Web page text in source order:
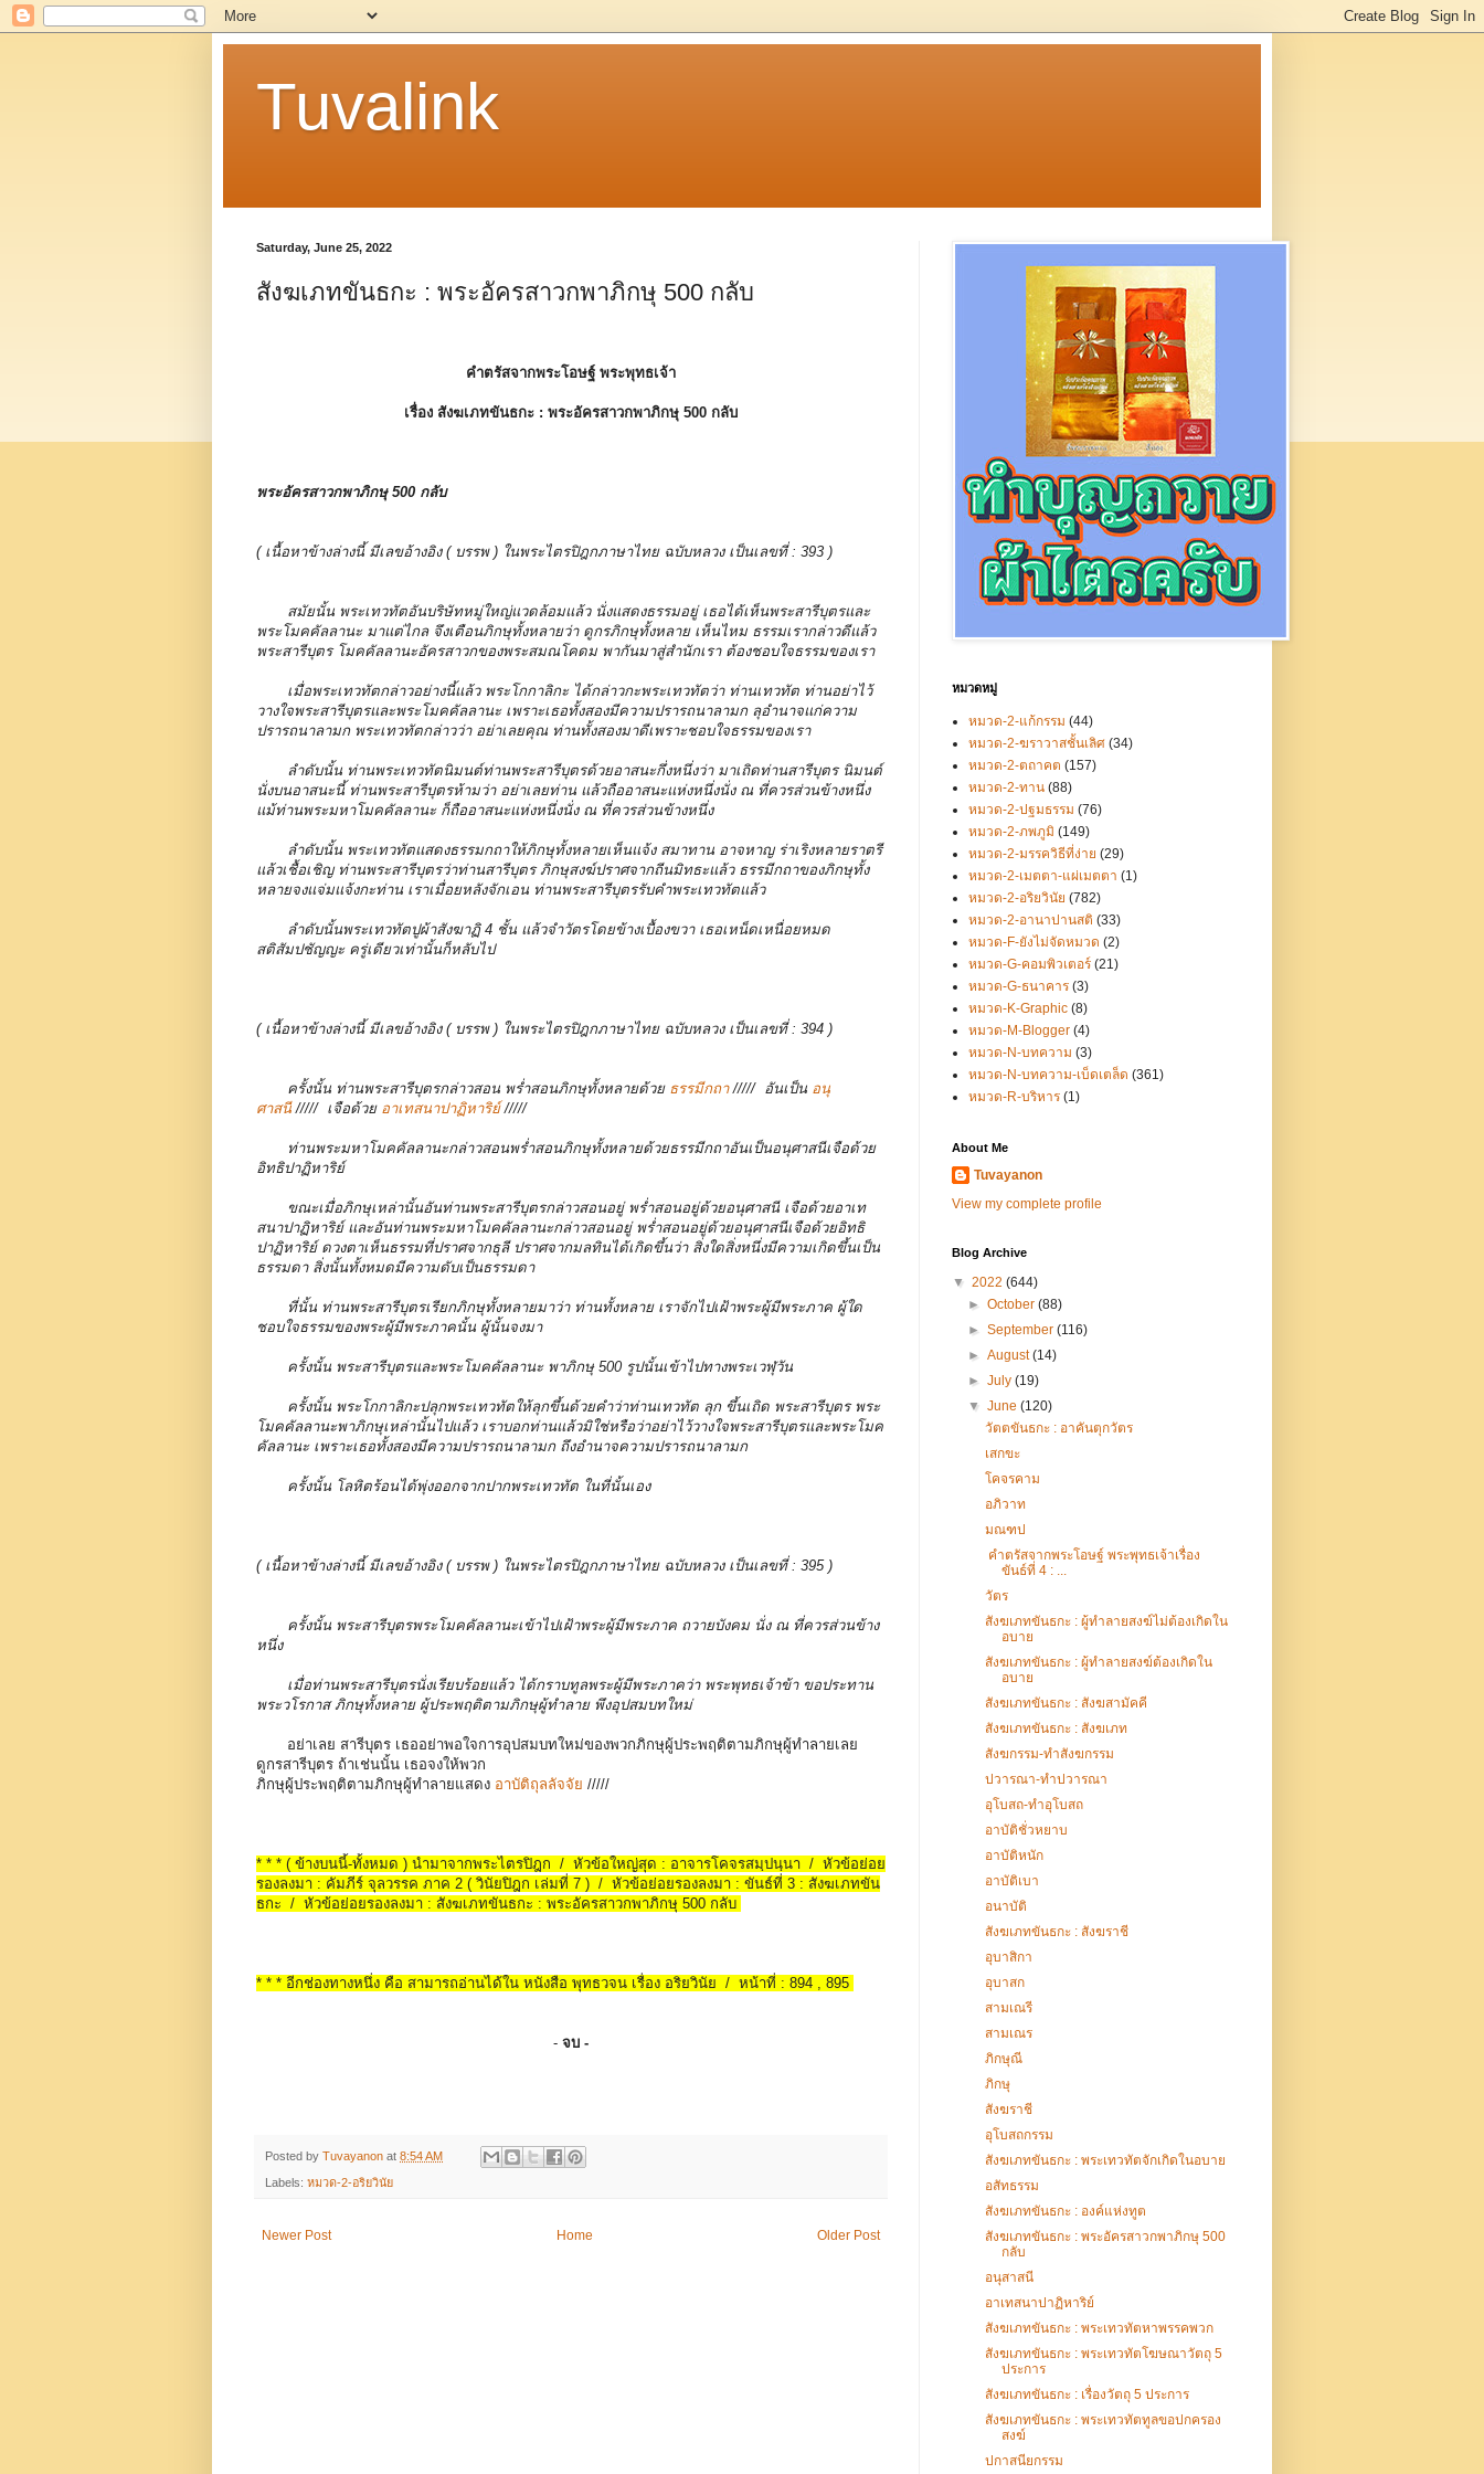
Tuvalink
Saturday, June 25, 2022
สังฆเภทขันธกะ : พระอัครสาวกพาภิกษุ 500 กลับ
คำตรัสจากพระโอษฐ์ พระพุทธเจ้า
เรื่อง สังฆเภทขันธกะ : พระอัครสาวกพาภิกษุ 500 กลับ
พระอัครสาวกพาภิกษุ 500 กลับ
( เนื้อหาข้างล่างนี้ มีเลขอ้างอิง ( บรรพ ) ในพระไตรปิฎกภาษาไทย ฉบับหลวง เป็นเลขที่ : 393 )
สมัยนั้น พระเทวทัตอันบริษัทหมู่ใหญ่แวดล้อมแล้ว นั่งแสดงธรรมอยู่ เธอได้เห็นพระสารีบุตรและ
พระโมคคัลลานะ มาแต่ไกล จึงเตือนภิกษุทั้งหลายว่า ดูกรภิกษุทั้งหลาย เห็นไหม ธรรมเรากล่าวดีแล้ว
พระสารีบุตร โมคคัลลานะอัครสาวกของพระสมณโคดม พากันมาสู่สำนักเรา ต้องชอบใจธรรมของเรา
เมื่อพระเทวทัตกล่าวอย่างนี้แล้ว พระโกกาลิกะ ได้กล่าวกะพระเทวทัตว่า ท่านเทวทัต ท่านอย่าไว้
วางใจพระสารีบุตรและพระโมคคัลลานะ เพราะเธอทั้งสองมีความปรารถนาลามก ลุอำนาจแก่ความ
ปรารถนาลามก พระเทวทัตกล่าวว่า อย่าเลยคุณ ท่านทั้งสองมาดีเพราะชอบใจธรรมของเรา
ลำดับนั้น ท่านพระเทวทัตนิมนต์ท่านพระสารีบุตรด้วยอาสนะกึ่งหนึ่งว่า มาเถิดท่านสารีบุตร นิมนต์
นั่งบนอาสนะนี้ ท่านพระสารีบุตรห้ามว่า อย่าเลยท่าน แล้วถืออาสนะแห่งหนึ่งนั่ง ณ ที่ควรส่วนข้างหนึ่ง
แม้ท่านพระมหาโมคคัลลานะ ก็ถืออาสนะแห่งหนึ่งนั่ง ณ ที่ควรส่วนข้างหนึ่ง
ลำดับนั้น พระเทวทัตแสดงธรรมกถาให้ภิกษุทั้งหลายเห็นแจ้ง สมาทาน อาจหาญ ร่าเริงหลายราตรี
แล้วเชื้อเชิญ ท่านพระสารีบุตรว่าท่านสารีบุตร ภิกษุสงฆ์ปราศจากถีนมิทธะแล้ว ธรรมีกถาของภิกษุทั้ง
หลายจงแจ่มแจ้งกะท่าน เราเมื่อยหลังจักเอน ท่านพระสารีบุตรรับคำพระเทวทัตแล้ว
ลำดับนั้นพระเทวทัตปูผ้าสังฆาฏิ 4 ชั้น แล้วจำวัตรโดยข้างเบื้องขวา เธอเหน็ดเหนื่อยหมด
สติสัมปชัญญะ ครู่เดียวเท่านั้นก็หลับไป
( เนื้อหาข้างล่างนี้ มีเลขอ้างอิง ( บรรพ ) ในพระไตรปิฎกภาษาไทย ฉบับหลวง เป็นเลขที่ : 394 )
ครั้งนั้น ท่านพระสารีบุตรกล่าวสอน พร่ำสอนภิกษุทั้งหลายด้วย ธรรมีกถา ///// อันเป็น อนุ
ศาสนี ///// เจือด้วย อาเทสนาปาฏิหาริย์ /////
ท่านพระมหาโมคคัลลานะกล่าวสอนพร่ำสอนภิกษุทั้งหลายด้วยธรรมีกถาอันเป็นอนุศาสนีเจือด้วย
อิทธิปาฏิหาริย์
ขณะเมื่อภิกษุเหล่านั้นอันท่านพระสารีบุตรกล่าวสอนอยู่ พร่ำสอนอยู่ด้วยอนุศาสนี เจือด้วยอาเท
สนาปาฏิหาริย์ และอันท่านพระมหาโมคคัลลานะกล่าวสอนอยู่ พร่ำสอนอยู่ด้วยอนุศาสนีเจือด้วยอิทธิ
ปาฏิหาริย์ ดวงตาเห็นธรรมที่ปราศจากธุลี ปราศจากมลทินได้เกิดขึ้นว่า สิ่งใดสิ่งหนึ่งมีความเกิดขึ้นเป็น
ธรรมดา สิ่งนั้นทั้งหมดมีความดับเป็นธรรมดา
ที่นั้น ท่านพระสารีบุตรเรียกภิกษุทั้งหลายมาว่า ท่านทั้งหลาย เราจักไปเฝ้าพระผู้มีพระภาค ผู้ใด
ชอบใจธรรมของพระผู้มีพระภาคนั้น ผู้นั้นจงมา
ครั้งนั้น พระสารีบุตรและพระโมคคัลลานะ พาภิกษุ 500 รูปนั้นเข้าไปทางพระเวฬุวัน
ครั้งนั้น พระโกกาลิกะปลุกพระเทวทัตให้ลุกขึ้นด้วยคำว่าท่านเทวทัต ลุก ขึ้นเถิด พระสารีบุตร พระ
โมคคัลลานะพาภิกษุเหล่านั้นไปแล้ว เราบอกท่านแล้วมิใช่หรือว่าอย่าไว้วางใจพระสารีบุตรและพระโมค
คัลลานะ เพราะเธอทั้งสองมีความปรารถนาลามก ถึงอำนาจความปรารถนาลามก
ครั้งนั้น โลหิตร้อนได้พุ่งออกจากปากพระเทวทัต ในที่นั้นเอง
( เนื้อหาข้างล่างนี้ มีเลขอ้างอิง ( บรรพ ) ในพระไตรปิฎกภาษาไทย ฉบับหลวง เป็นเลขที่ : 395 )
ครั้งนั้น พระสารีบุตรพระโมคคัลลานะเข้าไปเฝ้าพระผู้มีพระภาค ถวายบังคม นั่ง ณ ที่ควรส่วนข้าง
หนึ่ง
เมื่อท่านพระสารีบุตรนั่งเรียบร้อยแล้ว ได้กราบทูลพระผู้มีพระภาคว่า พระพุทธเจ้าข้า ขอประทาน
พระวโรกาส ภิกษุทั้งหลาย ผู้ประพฤติตามภิกษุผู้ทำลาย พึงอุปสมบทใหม่
อย่าเลย สารีบุตร เธออย่าพอใจการอุปสมบทใหม่ของพวกภิกษุผู้ประพฤติตามภิกษุผู้ทำลายเลย
ดูกรสารีบุตร ถ้าเช่นนั้น เธอจงให้พวก
ภิกษุผู้ประพฤติตามภิกษุผู้ทำลายแสดง อาบัติถุลลัจจัย /////
* * * ( ข้างบนนี้-ทั้งหมด ) นำมาจากพระไตรปิฎก / หัวข้อใหญ่สุด : อาจารโคจรสมฺปนฺนา / หัวข้อย่อย
รองลงมา : คัมภีร์ จุลวรรค ภาค 2 ( วินัยปิฎก เล่มที่ 7 ) / หัวข้อย่อยรองลงมา : ขันธ์ที่ 3 : สังฆเภทขัน
ธกะ / หัวข้อย่อยรองลงมา : สังฆเภทขันธกะ : พระอัครสาวกพาภิกษุ 500 กลับ
* * * อีกช่องทางหนึ่ง คือ สามารถอ่านได้ใน หนังสือ พุทธวจน เรื่อง อริยวินัย / หน้าที่ : 894 , 895
- จบ -
Posted by Tuvayanon at 8:54 AM
Labels: หมวด-2-อริยวินัย
Newer Post Older Post
Home
หมวดหมู่
หมวด-2-แก้กรรม (44)
หมวด-2-ฆราวาสชั้นเลิศ (34)
หมวด-2-ตถาคต (157)
หมวด-2-ทาน (88)
หมวด-2-ปฐมธรรม (76)
หมวด-2-ภพภูมิ (149)
หมวด-2-มรรควิธีที่ง่าย (29)
หมวด-2-เมตตา-แผ่เมตตา (1)
หมวด-2-อริยวินัย (782)
หมวด-2-อานาปานสติ (33)
หมวด-F-ยังไม่จัดหมวด (2)
หมวด-G-คอมพิวเตอร์ (21)
หมวด-G-ธนาคาร (3)
หมวด-K-Graphic (8)
หมวด-M-Blogger (4)
หมวด-N-บทความ (3)
หมวด-N-บทความ-เบ็ดเตล็ด (361)
หมวด-R-บริหาร (1)
About Me
Tuvayanon
View my complete profile
Blog Archive
▼ 2022 (644)
►October(88)
►September(116)
►August(14)
►July(19)
▼June(120)
วัตตขันธกะ : อาคันตุกวัตร
เสกขะ
โคจรคาม
อภิวาท
มณฑป
คำตรัสจากพระโอษฐ์ พระพุทธเจ้าเรื่อง
ขันธ์ที่ 4 : ...
วัตร
สังฆเภทขันธกะ : ผู้ทำลายสงฆ์ไม่ต้องเกิดใน
อบาย
สังฆเภทขันธกะ : ผู้ทำลายสงฆ์ต้องเกิดใน
อบาย
สังฆเภทขันธกะ : สังฆสามัคคี
สังฆเภทขันธกะ : สังฆเภท
สังฆกรรม-ทำสังฆกรรม
ปวารณา-ทำปวารณา
อุโบสถ-ทำอุโบสถ
อาบัติชั่วหยาบ
อาบัติหนัก
อาบัติเบา
อนาบัติ
สังฆเภทขันธกะ : สังฆราชี
อุบาสิกา
อุบาสก
สามเณรี
สามเณร
ภิกษุณี
ภิกษุ
สังฆราชี
อุโบสถกรรม
สังฆเภทขันธกะ : พระเทวทัตจักเกิดในอบาย
อสัทธรรม
สังฆเภทขันธกะ : องค์แห่งทูต
สังฆเภทขันธกะ : พระอัครสาวกพาภิกษุ 500
กลับ
อนุสาสนี
อาเทสนาปาฏิหาริย์
สังฆเภทขันธกะ : พระเทวทัตหาพรรคพวก
สังฆเภทขันธกะ : พระเทวทัตโฆษณาวัตถุ 5
ประการ
สังฆเภทขันธกะ : เรื่องวัตถุ 5 ประการ
สังฆเภทขันธกะ : พระเทวทัตทูลขอปกครอง
สงฆ์
ปกาสนียกรรม